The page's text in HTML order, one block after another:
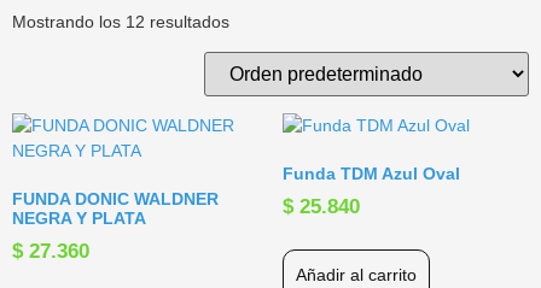
Mostrando los 12 resultados
FUNDA DONIC WALDNER
NEGRA Y PLATA
$27.360
Funda TDM Azul Oval
$25.840
Añadir al carrito